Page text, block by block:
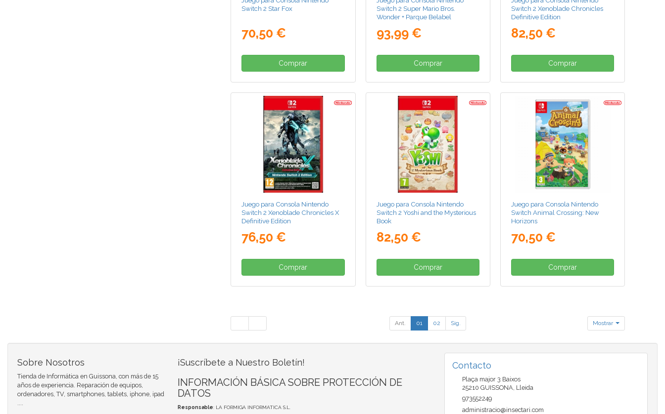
Switch 2 Star Fox
70,50 €
Comprar
Switch 2 Super Mario Bros.
Wonder + Parque Belabel
93,99 €
Comprar
Switch 2 Xenoblade Chronicles
Definitive Edition
82,50 €
Comprar
Juego para Consola Nintendo
Switch 2 Xenoblade Chronicles X
Definitive Edition
76,50 €
Comprar
Juego para Consola Nintendo
Switch 2 Yoshi and the Mysterious
Book
82,50 €
Comprar
Juego para Consola Nintendo
Switch Animal Crossing: New
Horizons
70,50 €
Comprar
Ant. 01 02 Sig. Mostrar
Sobre Nosotros
Tienda de Informática en Guissona, con más de 15
años de experiencia. Reparación de equipos,
ordenadores, TV, smartphones, tablets, iphone, ipad
¡Suscríbete a Nuestro Boletín!
INFORMACIÓN BÁSICA SOBRE PROTECCIÓN DE
DATOS
Responsable: LA FORMIGA INFORMATICA S.L.
Contacto
Plaça major 3 Baixos
25210 GUISSONA Lleida
973552249
administracio@insectari.com